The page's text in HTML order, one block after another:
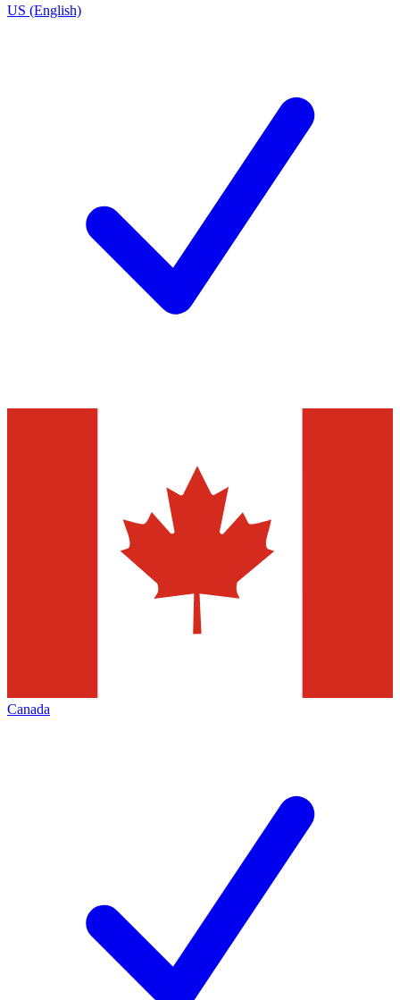
US (English)
Canada